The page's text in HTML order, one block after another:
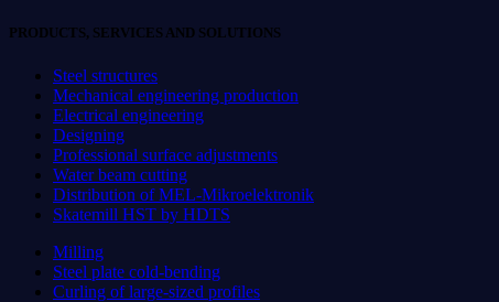
PRODUCTS, SERVICES AND SOLUTIONS
Steel structures
Mechanical engineering production
Electrical engineering
Designing
Professional surface adjustments
Water beam cutting
Distribution of MEL-Mikroelektronik
Skatemill HST by HDTS
Milling
Steel plate cold-bending
Curling of large-sized profiles